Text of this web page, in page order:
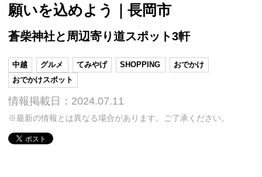
願いを込めよう｜長岡市
蒼柴神社と周辺寄り道スポット3軒
中越 グルメ てみやげ SHOPPING
おでかけ
おでかけスポット
情報掲載日：2024.07.11
※最新の情報とは異なる場合があります。ご了承ください。